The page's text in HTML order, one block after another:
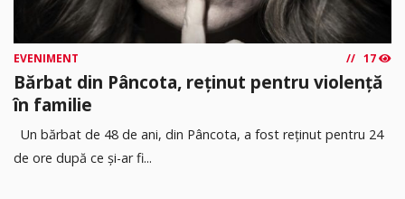
EVENIMENT 17
Bărbat din Pâncota, reținut pentru violență
în familie
Un bărbat de 48 de ani, din Pâncota, a fost reținut pentru 24
de ore după ce și-ar fi...